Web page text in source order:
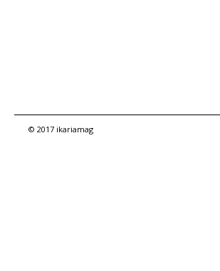
© 2017 ikariamag